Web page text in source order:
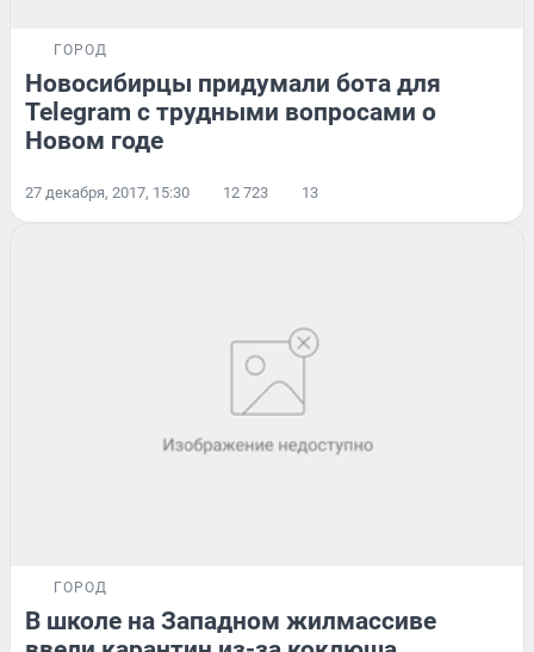
ГОРОД
Новосибирцы придумали бота для
Telegram с трудными вопросами о
Новом годе
27 декабря, 2017, 15:30 12 723 13
ГОРОД
В школе на Западном жилмассиве